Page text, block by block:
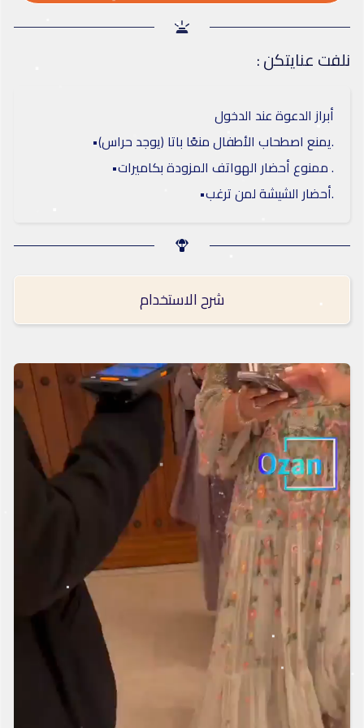
: نلفت عنايتكن
أبراز الدعوة عند الدخول
•يمنع اصطحاب الأطفال منعًا باتا (يوجد حراس).
•ممنوع أحضار الهواتف المزودة بكاميرات .
•أحضار الشيشة لمن ترغب.
شرح الاستخدام